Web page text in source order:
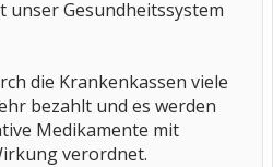
unser Gesundheitssystem
die Krankenkassen viele
bezahlt und es werden
Medikamente mit
verordnet.